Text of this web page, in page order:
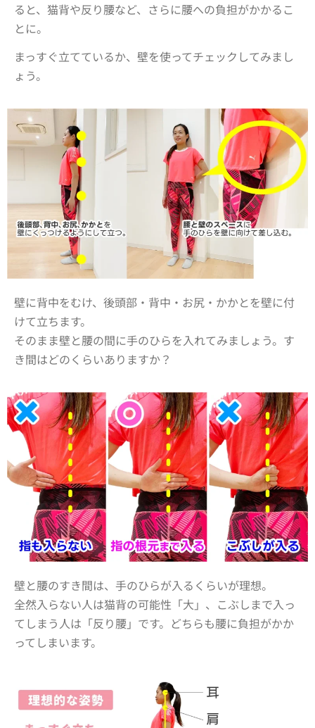
ると、猫背や反り腰など、さらに腰への負担がかかるこ
とに。
まっすぐ立てているか、壁を使ってチェックしてみまし
ょう。
壁に背中をむけ、後頭部・背中・お尻・かかとを壁に付
けて立ちます。
そのまま壁と腰の間に手のひらを入れてみましょう。す
き間はどのくらいありますか？
壁と腰のすき間は、手のひらが入るくらいが理想。
全然入らない人は猫背の可能性「大」、こぶしまで入っ
てしまう人は「反り腰」です。どちらも腰に負担がかか
ってしまいます。